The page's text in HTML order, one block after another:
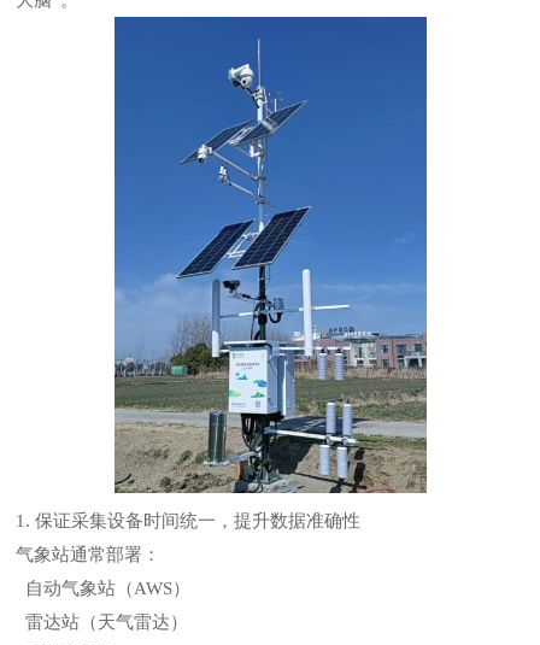
1. 保证采集设备时间统一，提升数据准确性
气象站通常部署：
自动气象站（AWS）
雷达站（天气雷达）